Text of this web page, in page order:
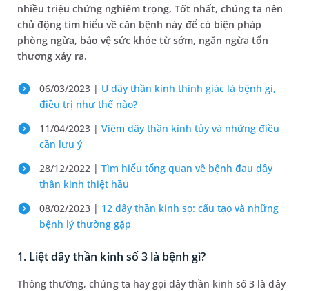
nhiều triệu chứng nghiêm trọng, Tốt nhất, chúng ta nên
chủ động tìm hiểu về căn bệnh này để có biện pháp
phòng ngừa, bảo vệ sức khỏe từ sớm, ngăn ngừa tổn
thương xảy ra.
06/03/2023 | U dây thần kinh thính giác là bệnh gì,
điều trị như thế nào?
11/04/2023 | Viêm dây thần kinh tủy và những điều
cần lưu ý
28/12/2022 | Tìm hiểu tổng quan về bệnh đau dây
thần kinh thiệt hầu
08/02/2023 | 12 dây thần kinh sọ: cấu tạo và những
bệnh lý thường gặp
1. Liệt dây thần kinh số 3 là bệnh gì?
Thông thường, chúng ta hay gọi dây thần kinh số 3 là dây